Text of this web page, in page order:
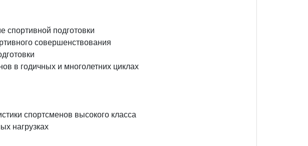
спортивной подготовки
совершенствования
в годичных и многолетних циклах
спортсменов высокого класса
нагрузках